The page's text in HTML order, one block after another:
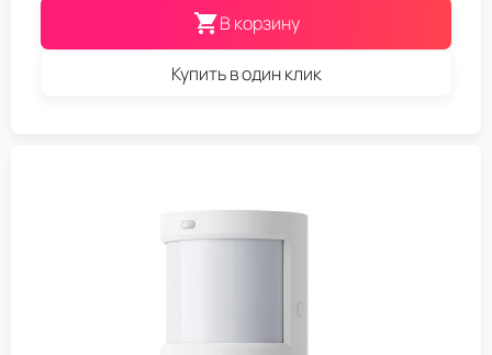
В корзину
Купить в один клик